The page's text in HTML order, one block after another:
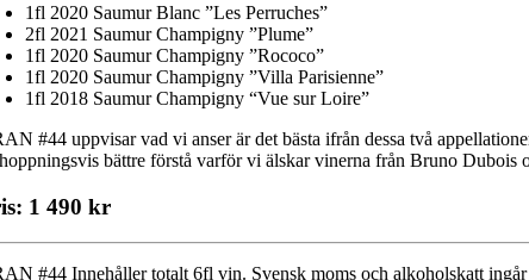
1fl 2020 Saumur Blanc ”Les Perruches”
2fl 2021 Saumur Champigny ”Plume”
1fl 2020 Saumur Champigny ”Rococo”
1fl 2020 Saumur Champigny ”Villa Parisienne”
1fl 2018 Saumur Champigny “Vue sur Loire”
#44 uppvisar vad vi anser är det bästa ifrån dessa två
bättre förstå varför vi älskar vinerna från Bruno Dubois
1 490 kr
#44 Innehåller totalt 6fl vin. Svensk moms och alkoholskatt